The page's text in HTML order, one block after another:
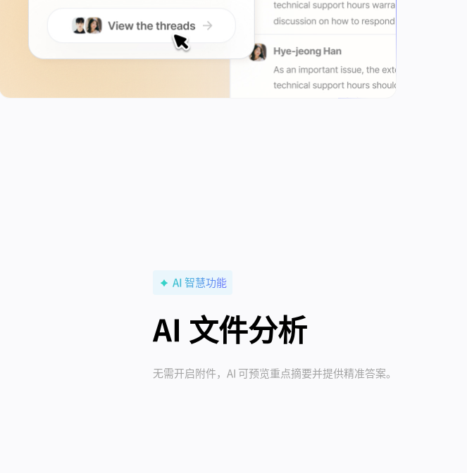
AI 智慧功能
AI 文件分析
无需开启附件，AI 可预览重点摘要并提供精准答案。